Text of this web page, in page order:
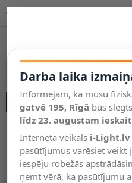
Salīdzināt
Vēlmju
saraksts
1F sliežu
Vairāk
Darba laika
Informējam, ka mūsu
gatvē 195, Rīgā būs slēgts
līdz 23. augustam
Interneta veikals i-
pasūtījumus varēsiet veikt
iespēju robežās
ņemt vērā, ka pasūtījumu